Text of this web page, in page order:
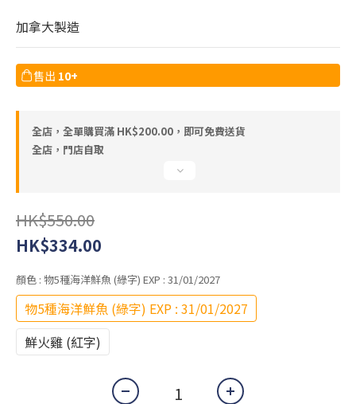
加拿大製造
售出 10+
全店，全單購買滿 HK$200.00，即可免費送貨
全店，門店自取
HK$550.00
HK$334.00
顏色 : 物5種海洋鮮魚 (綠字) EXP : 31/01/2027
物5種海洋鮮魚 (綠字) EXP : 31/01/2027
鮮火雞 (紅字)